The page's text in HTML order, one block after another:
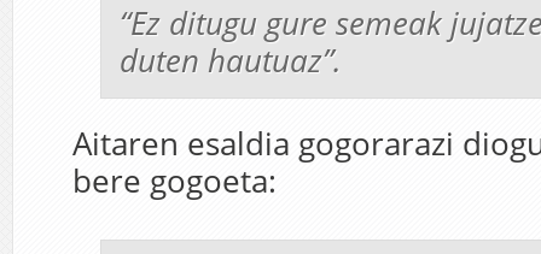
“Ez ditugu gure semeak
duten hautuaz”.
Aitaren esaldia gogorarazi
bere gogoeta: